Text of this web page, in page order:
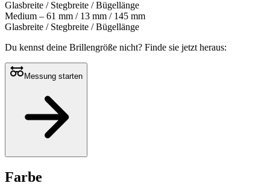
Glasbreite / Stegbreite / Bügellänge
Medium – 61 mm / 13 mm / 145 mm
Glasbreite / Stegbreite / Bügellänge
Du kennst deine Brillengröße nicht? Finde sie jetzt heraus:
Messung starten
Farbe